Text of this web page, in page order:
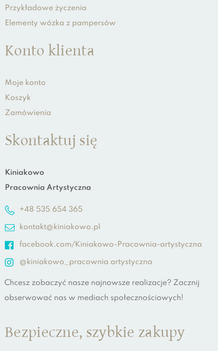
Przykładowe życzenia
Elementy wózka z pampersów
Konto klienta
Moje konto
Koszyk
Zamówienia
Skontaktuj się
Kiniakowo
Pracownia Artystyczna
+48 535 654 365
kontakt@kiniakowo.pl
facebook.com/Kiniakowo-Pracownia-artystyczna
@kiniakowo_pracownia artystyczna
Chcesz zobaczyć nasze najnowsze realizacje? Zacznij
obserwować nas w mediach społecznościowych!
Bezpieczne, szybkie zakupy